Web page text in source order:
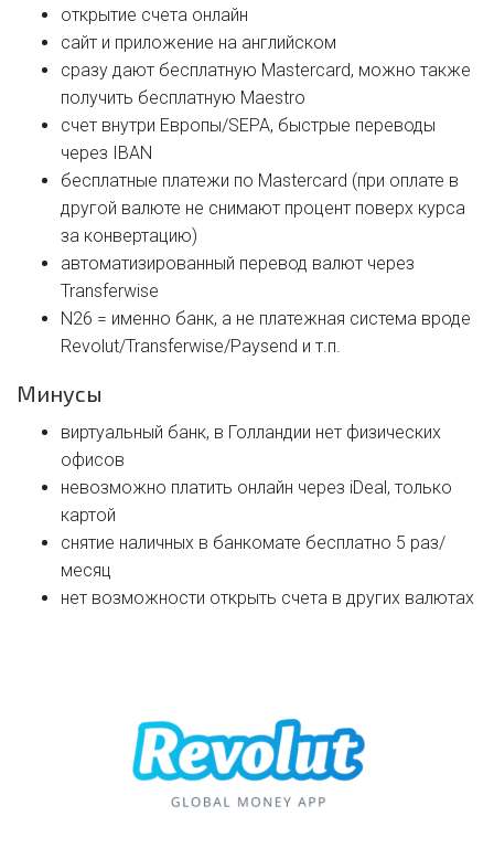
открытие счета онлайн
сайт и приложение на английском
сразу дают бесплатную Mastercard, можно также
получить бесплатную Maestro
счет внутри Европы/SEPA, быстрые переводы
через IBAN
бесплатные платежи по Mastercard (при оплате в
другой валюте не снимают процент поверх курса
за конвертацию)
автоматизированный перевод валют через
Transferwise
N26 = именно банк, а не платежная система вроде
Revolut/Transferwise/Paysend и т.п.
Минусы
виртуальный банк, в Голландии нет физических
офисов
невозможно платить онлайн через iDeal, только
картой
снятие наличных в банкомате бесплатно 5 раз/
месяц
нет возможности открыть счета в других валютах